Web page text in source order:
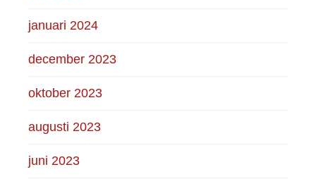
januari 2024
december 2023
oktober 2023
augusti 2023
juni 2023